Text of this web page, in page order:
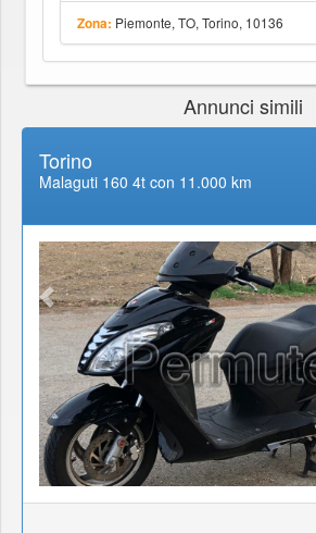
Zona: Piemonte, TO, Torino, 10136
Annunci simili
Torino
Malaguti 160 4t con 11.000 km